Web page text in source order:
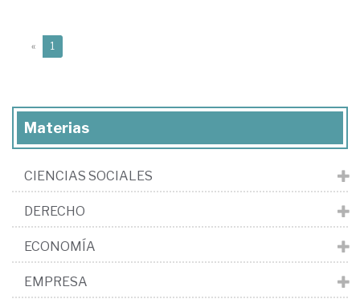
« 1
Materias
CIENCIAS SOCIALES
DERECHO
ECONOMÍA
EMPRESA